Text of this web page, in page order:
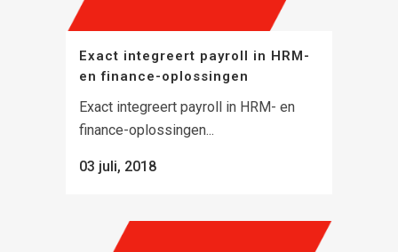
Exact integreert payroll in HRM-
en finance-oplossingen
Exact integreert payroll in HRM- en
finance-oplossingen...
03 juli, 2018